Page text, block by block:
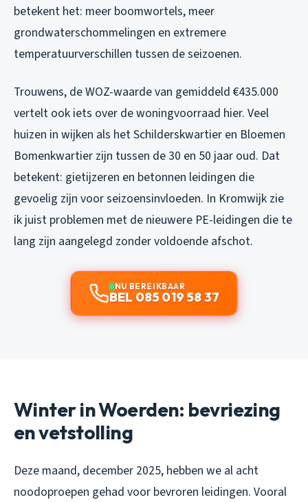
betekent het: meer boomwortels, meer
grondwaterschommelingen en extremere
temperatuurverschillen tussen de seizoenen.
Trouwens, de WOZ-waarde van gemiddeld €435.000
vertelt ook iets over de woningvoorraad hier. Veel
huizen in wijken als het Schilderskwartier en Bloemen
Bomenkwartier zijn tussen de 30 en 50 jaar oud. Dat
betekent: gietijzeren en betonnen leidingen die
gevoelig zijn voor seizoensinvloeden. In Kromwijk zie
ik juist problemen met de nieuwere PE-leidingen die te
lang zijn aangelegd zonder voldoende afschot.
NU BEREIKBAAR
BEL 085 019 58 37
Winter in Woerden: bevriezing
en vetstolling
Deze maand, december 2025, hebben we al acht
noodoproepen gehad voor bevroren leidingen. Vooral